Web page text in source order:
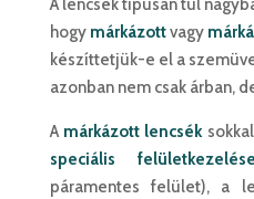
A lencsék típusán túl
hogy márkázottvagy
készíttetjük-e el a
azonban nem csak árban,
A márkázott lencséksokkal
speciális
páramentes felület), a